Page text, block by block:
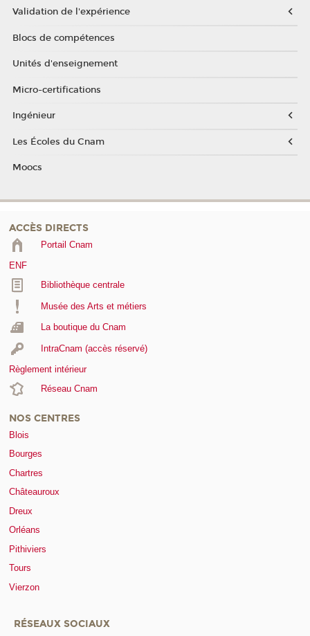
Validation de l'expérience
Blocs de compétences
Unités d'enseignement
Micro-certifications
Ingénieur
Les Écoles du Cnam
Moocs
ACCÈS DIRECTS
Portail Cnam
ENF
Bibliothèque centrale
Musée des Arts et métiers
La boutique du Cnam
IntraCnam (accès réservé)
Règlement intérieur
Réseau Cnam
NOS CENTRES
Blois
Bourges
Chartres
Châteauroux
Dreux
Orléans
Pithiviers
Tours
Vierzon
RÉSEAUX SOCIAUX